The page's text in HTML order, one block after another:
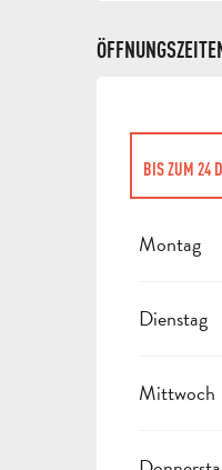
BIS ZUM 24
VOM
Montag
Dienstag
Mittwoch